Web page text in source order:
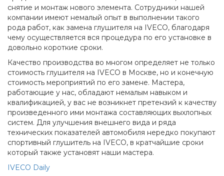
снятие и монтаж нового элемента. Сотрудники нашей
компании имеют немалый опыт в выполнении такого
рода работ, как замена глушителя на IVECO, благодаря
чему осуществляется вся процедура по его установке в
довольно короткие сроки.
Качество производства во многом определяет не только
стоимость глушителя на IVECO в Москве, но и конечную
стоимость мероприятий по его замене. Мастера,
работающие у нас, обладают немалым навыком и
квалификацией, у вас не возникнет претензий к качеству
произведенного ими монтажа составляющих выхлопных
систем. Для улучшения внешнего вида и ряда
технических показателей автомобиля нередко покупают
спортивный глушитель на IVECO, в кратчайшие сроки
который также установят наши мастера.
IVECO Daily